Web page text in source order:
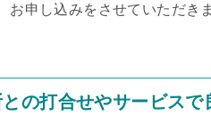
お申し込みをさせていただき
の打合せやサービス